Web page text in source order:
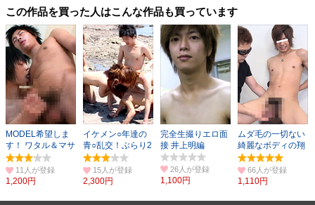
この作品を買った人はこんな作品も買っています
MODEL希望しま
す！ ワタル＆マサ
ト
11人
1,200円
イケメン○年達の
青○乱交！ぶらり2
PART1
15人
2,300円
完全生撮りエロ面
接 井上明編
26人
1,100円
ムダ毛の一切ない
綺麗なボディの翔
のチ○ポが反り勃
つ！66人
1,110円